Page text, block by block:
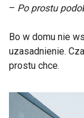
– Po prostu
Bo w domu nie
uzasadnienie.
prostu chce.